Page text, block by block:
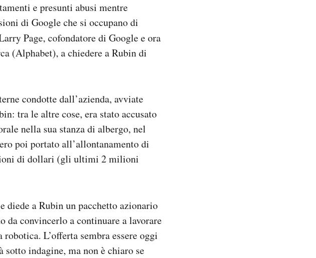
e presunti abusi mentre
di Google che si occupano di
Page, cofondatore di Google e ora
(Alphabet), a chiedere a Rubin di
condotte dall’azienda, avviate
tra le altre cose, era stato accusato
nella sua stanza di albergo, nel
poi portato all’allontanamento di
di dollari (gli ultimi 2 milioni
diede a Rubin un pacchetto azionario
convincerlo a continuare a lavorare
L’offerta sembra essere oggi
sotto indagine, ma non è chiaro se